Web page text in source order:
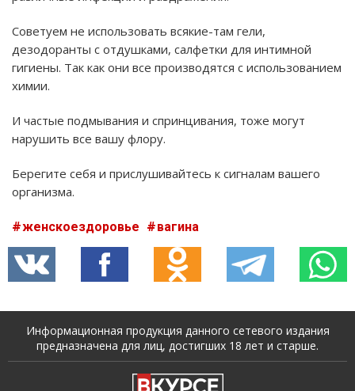
Советуем не использовать всякие-там гели,
дезодоранты с отдушками, салфетки для интимной
гигиены. Так как они все производятся с использованием
химии.
И частые подмывания и спринцивания, тоже могут
нарушить все вашу флору.
Берегите себя и прислушивайтесь к сигналам вашего
организма.
женскоездоровье вагина
Информационная продукция данного сетевого издания
предназначена для лиц, достигших 18 лет и старше.